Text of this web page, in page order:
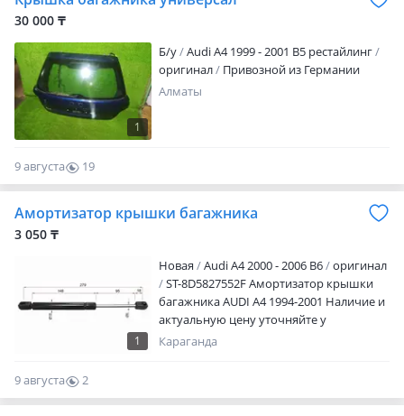
30 000 ₸
1
Б/y
Audi A4 1999 - 2001 B5 рестайлинг
оригинал
Привозной из Германии
Алматы
9 августа
19
0
Амортизатор крышки багажника
3 050 ₸
1
Новая Audi A4 2000 - 2006 B6
оригинал
ST-8D5827552F Амортизатор крышки
багажника AUDI A4 1994-2001 Наличие и
актуальную цену уточняйте у
менеджера
Караганда
9 августа
2
0